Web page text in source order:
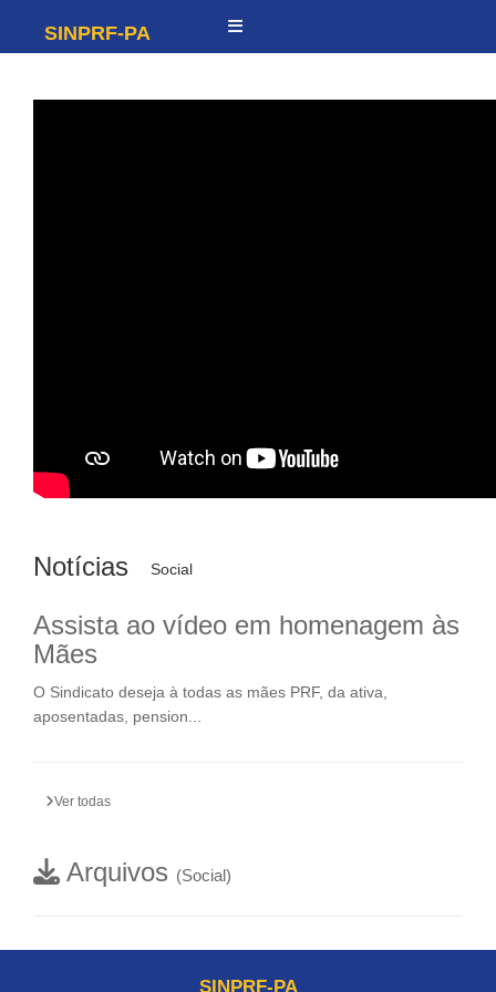
SINPRF-PA
Notícias Social
Assista ao vídeo em homenagem às
Mães
O Sindicato deseja à todas as mães PRF, da ativa,
aposentadas, pension...
Ver todas
Arquivos (Social)
SINPRF-PA